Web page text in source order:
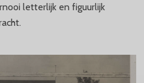
letterlijk en figuurlijk